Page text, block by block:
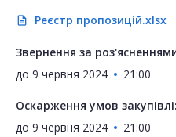
description Реєстр пропозицій.xlsx
Звернення за
до 9 червня 2024 21:00
Оскарження умов закупівлі:
до 9 червня 2024 21:00